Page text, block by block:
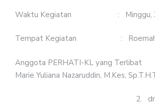
Waktu Kegiatan : Minggu, 30
Tempat Kegiatan : Roemah
Anggota PERHATI-KL yang
Marie Yuliana Nazaruddin, M.Kes,
2. dr. Rita